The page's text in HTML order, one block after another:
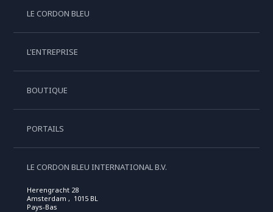
LE CORDON BLEU
L'ENTREPRISE
BOUTIQUE
PORTAILS
LE CORDON BLEU INTERNATIONAL B.V.
Herengracht 28
Amsterdam , 1015 BL
Pays-Bas